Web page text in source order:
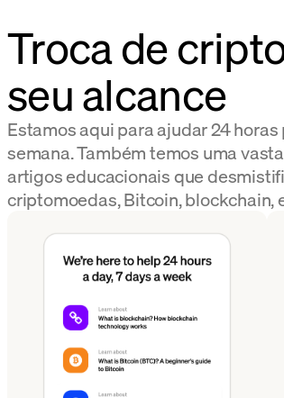
Troca de
seu alcance
Estamos aqui para ajudar 24
semana. Também temos uma
artigos educacionais que
criptomoedas, Bitcoin, blockchain,